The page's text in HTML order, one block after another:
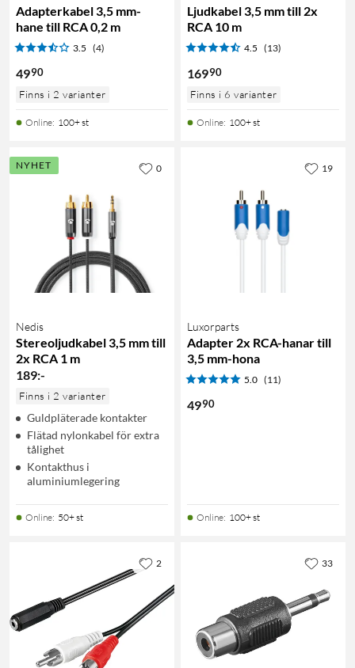
Adapterkabel 3,5 mm-
hane till RCA 0,2 m
3.5 (4)
4990
Finns i 2 varianter
Online: 100+ st
Ljudkabel 3,5 mm till 2x
RCA 10 m
4.5 (13)
16990
Finns i 6 varianter
Online: 100+ st
NYHET
Nedis
Stereoljudkabel 3,5 mm till
2x RCA 1 m
189:-
Finns i 2 varianter
Guldpläterade kontakter
Flätad nylonkabel för extra
tålighet
Kontakthus i
aluminiumlegering
Online: 50+ st
0
Luxorparts
Adapter 2x RCA-hanar till
3,5 mm-hona
5.0 (11)
4990
Online: 100+ st
19
2 33